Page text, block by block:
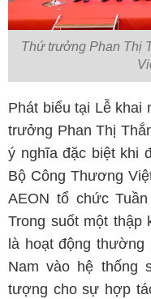
Thứ trưởng Phan Thị
Phát biểu tại Lễ khai
trưởng Phan Thị
ý nghĩa đặc biệt khi
Bộ Công Thương
AEON tổ chức
Trong suốt một thập
là hoạt động thường
Nam vào hệ thống
tượng cho sự hợp